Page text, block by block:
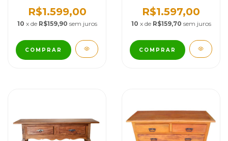
R$1.599,00
10 x de R$159,90 sem juros
COMPRAR
R$1.597,00
10 x de R$159,70 sem juros
COMPRAR